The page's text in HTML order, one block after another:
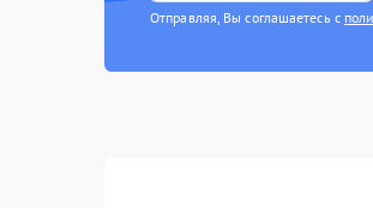
Отправляя, Вы соглашаетесь с